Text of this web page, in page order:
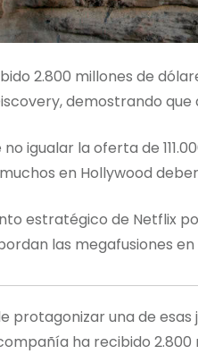
2.800 millones de
demostrando
no igualar la oferta de
en Hollywood
estratégico de Netflix
las megafusiones
protagonizar una de
ha recibido